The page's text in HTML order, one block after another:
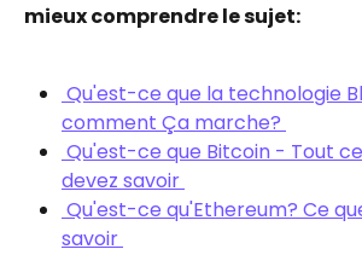
mieux comprendre le sujet:
comment Ça marche?
devez savoir
savoir